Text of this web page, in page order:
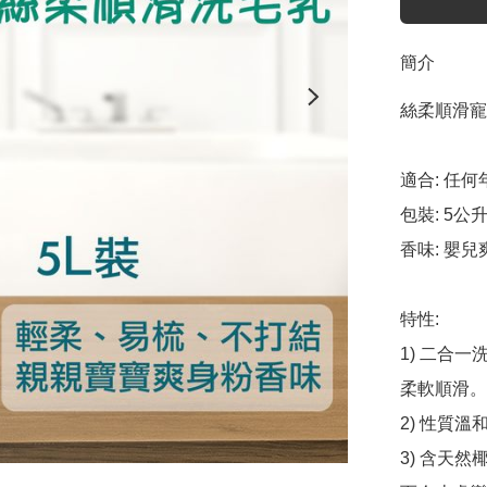
簡介
絲柔順滑
適合: 任何
包裝: 5公
香味: 嬰兒
特性:
1) 二合一
柔軟順滑。
2) 性質溫
3) 含天然